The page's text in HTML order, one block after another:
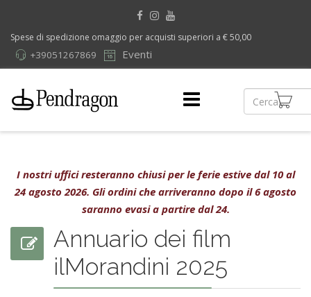
Spese di spedizione omaggio per acquisti superiori a € 50,00
Eventi
+39051267869
I nostri uffici resteranno chiusi per le ferie estive dal 10 al
24 agosto 2026. Gli ordini che arriveranno dopo il 6 agosto
saranno evasi a partire dal 24.
Annuario dei film
ilMorandini 2025